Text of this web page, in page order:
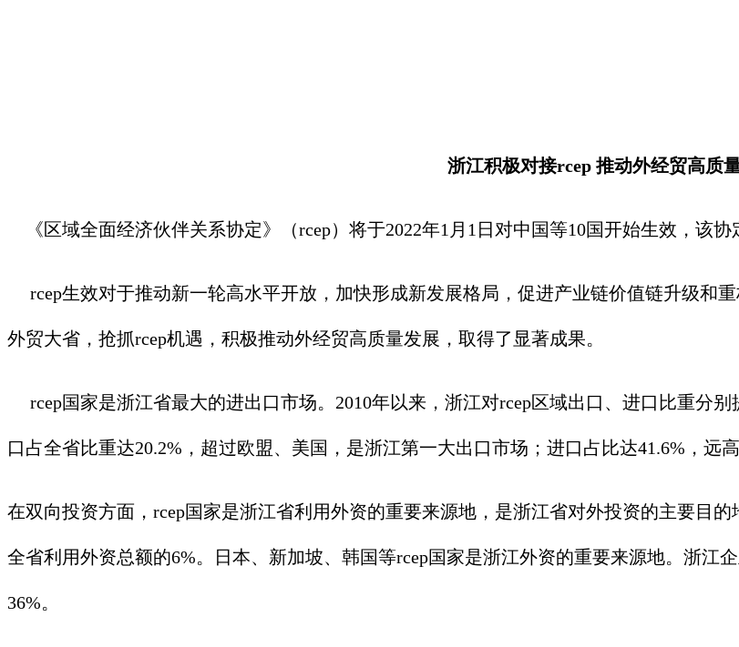
浙江积极对接rcep 推动外经贸高质
《区域全面经济伙伴关系协定》（rcep）将于2022年1月1日对中国等10国开始生效，该
rcep生效对于推动新一轮高水平开放，加快形成新发展格局，促进产业链价值链升级和
外贸大省，抢抓rcep机遇，积极推动外经贸高质量发展，取得了显著成果。
rcep国家是浙江省最大的进出口市场。2010年以来，浙江对rcep区域出口、进口比重分
口占全省比重达20.2%，超过欧盟、美国，是浙江第一大出口市场；进口占比达41.6%，远
在双向投资方面，rcep国家是浙江省利用外资的重要来源地，是浙江省对外投资的主要目
全省利用外资总额的6%。日本、新加坡、韩国等rcep国家是浙江外资的重要来源地。浙江
36%。